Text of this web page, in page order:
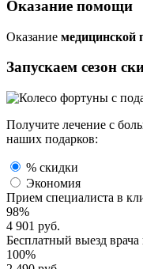
Оказание помощи
Оказание медицинской
Запускаем сезон
Получите лечение с
наших подарков:
% скидки
Экономия
Прием специалиста в
98%
4 901 руб.
Бесплатный выезд врача
100%